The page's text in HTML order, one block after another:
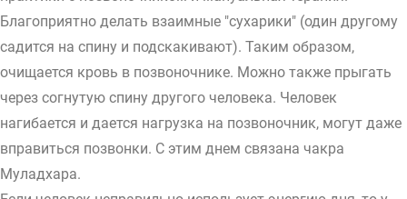
Благоприятно делать взаимные "сухарики" (один другому
садится на спину и подскакивают). Таким образом,
очищается кровь в позвоночнике. Можно также прыгать
через согнутую спину другого человека. Человек
нагибается и дается нагрузка на позвоночник, могут даже
вправиться позвонки. С этим днем связана чакра
Муладхара.